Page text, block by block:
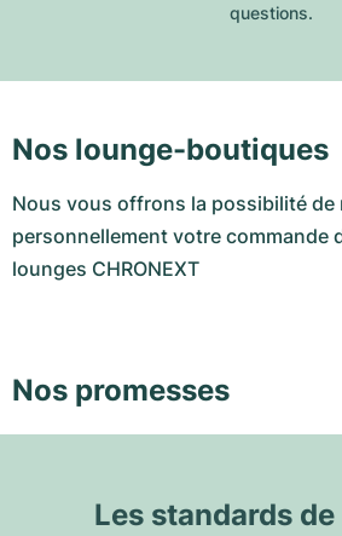
questions.
Nos lounge-boutiques
Nous vous offrons la possibilité de
personnellement votre commande
lounges CHRONEXT
Nos promesses
Les standards